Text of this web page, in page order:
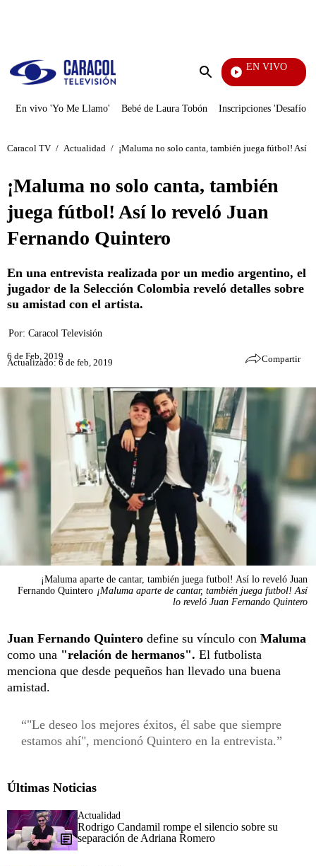
Enviar
EN VIVO
Televentas
En vivo 'Yo Me Llamo' Bebé de Laura Tobón Inscripciones 'Desafío'
Caracol TV / Actualidad / ¡Maluma no solo canta, también juega fútbol! Así
¡Maluma no solo canta, también
juega fútbol! Así lo reveló Juan
Fernando Quintero
En una entrevista realizada por un medio argentino, el
jugador de la Selección Colombia reveló detalles sobre
su amistad con el artista.
Por: Caracol Televisión
6 de Feb, 2019
Actualizado: 6 de feb, 2019 Compartir
¡Maluma aparte de cantar, también juega futbol! Así lo reveló Juan
Fernando Quintero ¡Maluma aparte de cantar, también juega futbol! Así
lo reveló Juan Fernando Quintero
Juan Fernando Quintero define su vínculo con Maluma
como una "relación de hermanos". El futbolista
menciona que desde pequeños han llevado una buena
amistad.
"Le deseo los mejores éxitos, él sabe que siempre
estamos ahí", mencionó Quintero en la entrevista.
Últimas Noticias
Actualidad
Rodrigo Candamil rompe el silencio sobre su
separación de Adriana Romero